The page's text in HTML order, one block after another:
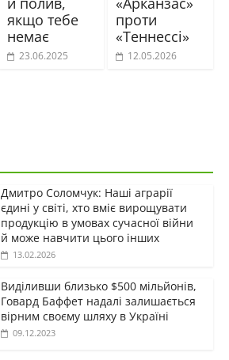
якщо тебе
немає
23.06.2025
проти
«Теннессі»
12.05.2026
Дмитро Соломчук: Наші аграрії
єдині у світі, хто вміє вирощувати
продукцію в умовах сучасної війни
й може навчити цього інших
13.02.2026
Виділивши близько $500 мільйонів,
Говард Баффет надалі залишається
вірним своєму шляху в Україні
09.12.2023